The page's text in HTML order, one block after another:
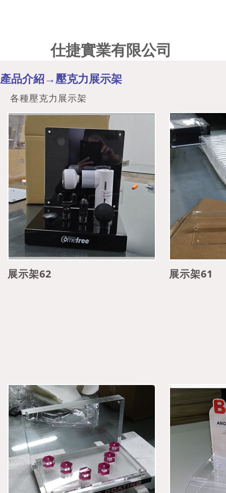
仕捷實業有限公司
產品介紹→壓克力展示架
各種壓克力展示架
展示架62 展示架61